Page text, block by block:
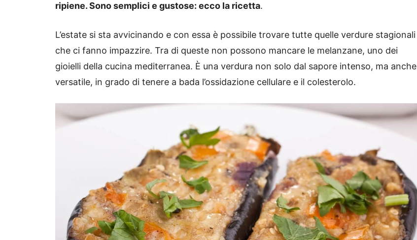
ripiene. Sono semplici e gustose: ecco la ricetta.
L’estate si sta avvicinando e con essa è possibile trovare tutte quelle verdure stagionali
che ci fanno impazzire. Tra di queste non possono mancare le melanzane, uno dei
gioielli della cucina mediterranea. È una verdura non solo dal sapore intenso, ma anche
versatile, in grado di tenere a bada l’ossidazione cellulare e il colesterolo.